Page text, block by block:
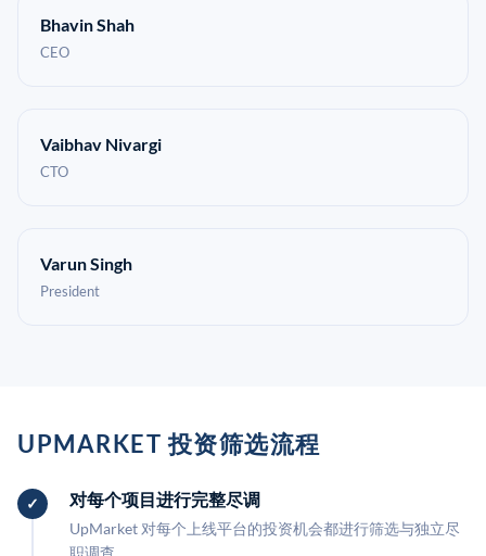
Bhavin Shah
CEO
Vaibhav Nivargi
CTO
Varun Singh
President
UPMARKET 投资筛选流程
对每个项目进行完整尽调
UpMarket 对每个上线平台的投资机会都进行筛选与独立尽
职调查。